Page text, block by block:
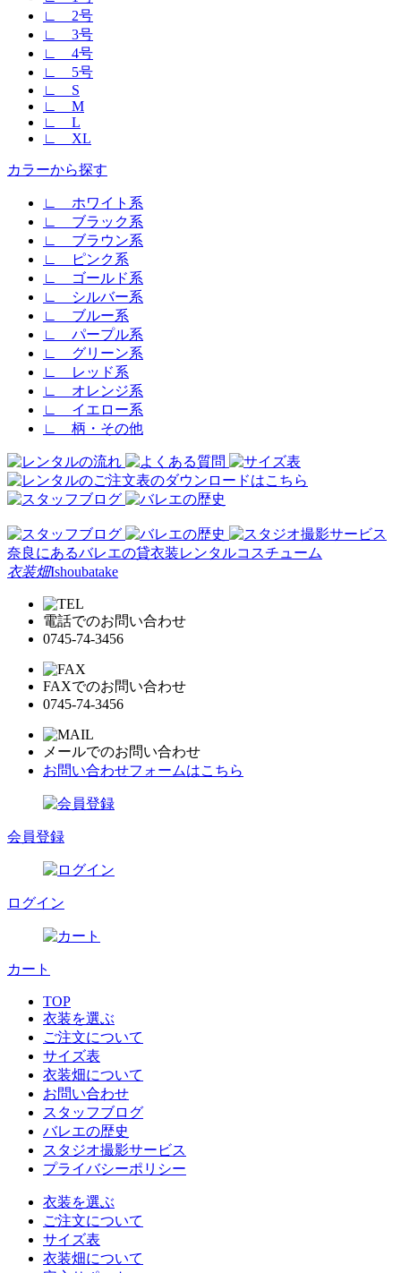
∟ 2号
∟ 3号
∟ 4号
∟ 5号
∟ S
∟ M
∟ L
∟ XL
カラーから探す
∟ ホワイト系
∟ ブラック系
∟ ブラウン系
∟ ピンク系
∟ ゴールド系
∟ シルバー系
∟ ブルー系
∟ パープル系
∟ グリーン系
∟ レッド系
∟ オレンジ系
∟ イエロー系
∟ 柄・その他
奈良にあるバレエの貸衣装レンタルコスチューム
衣装畑Ishoubatake
電話でのお問い合わせ
0745-74-3456
FAXでのお問い合わせ
0745-74-3456
メールでのお問い合わせ
お問い合わせフォームはこちら
会員登録
ログイン
カート
TOP
衣装を選ぶ
ご注文について
サイズ表
衣装畑について
お問い合わせ
スタッフブログ
バレエの歴史
スタジオ撮影サービス
プライバシーポリシー
衣装を選ぶ
ご注文について
サイズ表
衣装畑について